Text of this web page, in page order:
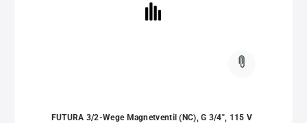
FUTURA 3/2-Wege Magnetventil (NC), G 3/4", 115 V